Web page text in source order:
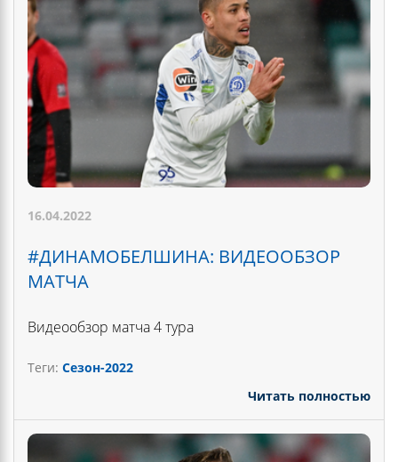
16.04.2022
#ДИНАМОБЕЛШИНА: ВИДЕООБЗОР
МАТЧА
Видеообзор матча 4 тура
Теги: Сезон-2022
Читать полностью